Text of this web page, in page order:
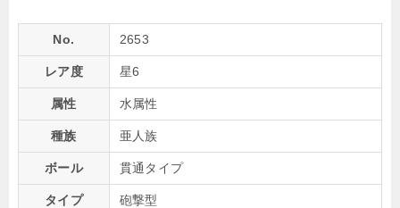
No. 2653
レア度 星6
属性 水属性
種族 亜人族
ボール 貫通タイプ
タイプ 砲撃型